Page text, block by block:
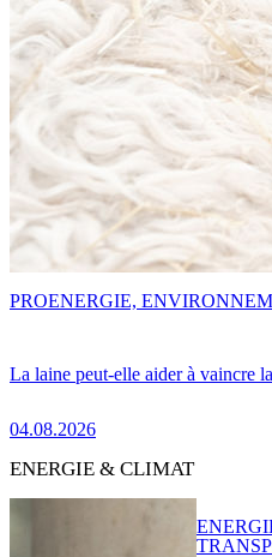
La laine peut-elle aider à vaincre
04.08.2026
PROENERGIE,
ENERGIE & CLIMAT